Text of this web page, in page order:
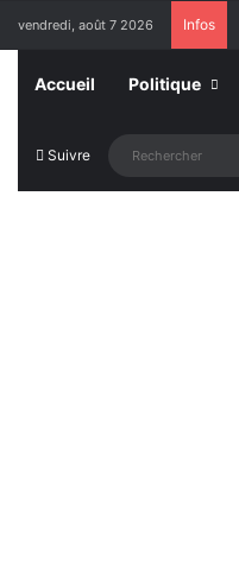
vendredi, août 7 2026 Infos
Accueil Politique
Suivre